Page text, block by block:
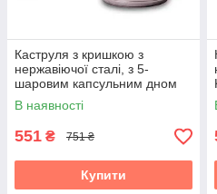
Каструля з кришкою з
нержавіючої сталі, з 5-
шаровим капсульним дном
та порожнистими ручками
2.1л Kamille KM-5616S
В наявності
551 ₴ 751 ₴
Купити